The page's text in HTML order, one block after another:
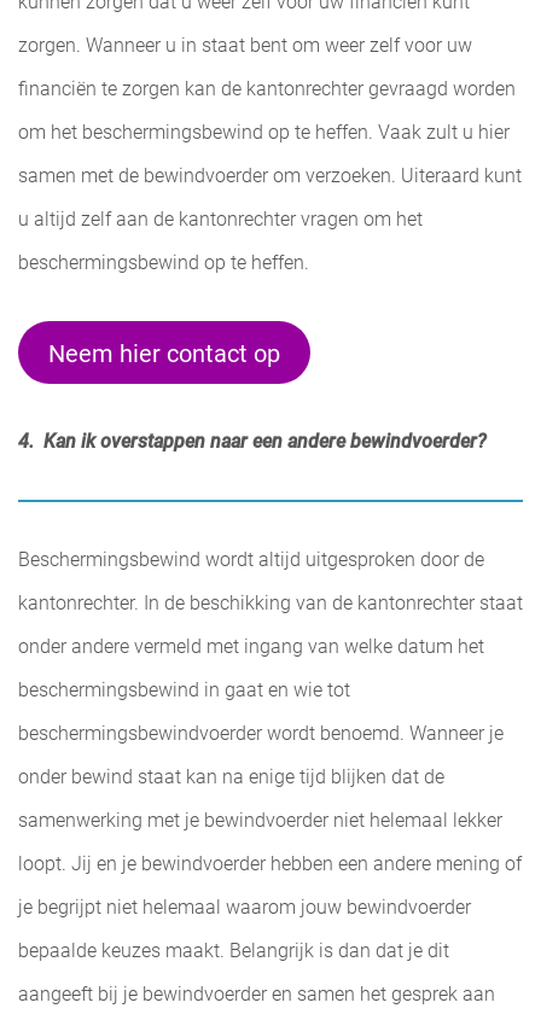
zorgen. Wanneer u in staat bent om weer zelf voor uw
financiën te zorgen kan de kantonrechter gevraagd worden
om het beschermingsbewind op te heffen. Vaak zult u hier
samen met de bewindvoerder om verzoeken. Uiteraard kunt
u altijd zelf aan de kantonrechter vragen om het
beschermingsbewind op te heffen.
Neem hier contact op
4. Kan ik overstappen naar een andere bewindvoerder?
Beschermingsbewind wordt altijd uitgesproken door de
kantonrechter. In de beschikking van de kantonrechter staat
onder andere vermeld met ingang van welke datum het
beschermingsbewind in gaat en wie tot
beschermingsbewindvoerder wordt benoemd. Wanneer je
onder bewind staat kan na enige tijd blijken dat de
samenwerking met je bewindvoerder niet helemaal lekker
loopt. Jij en je bewindvoerder hebben een andere mening of
je begrijpt niet helemaal waarom jouw bewindvoerder
bepaalde keuzes maakt. Belangrijk is dan dat je dit
aangeeft bij je bewindvoerder en samen het gesprek aan